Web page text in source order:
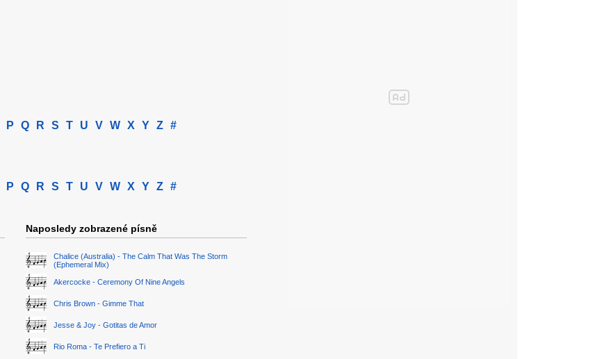
P Q R S T U V W X Y Z #
P Q R S T U V W X Y Z #
Naposledy zobrazené písně
Chalice (Australia) - The Calm That Was The Storm
(Ephemeral Mix)
Akercocke - Ceremony Of Nine Angels
Chris Brown - Gimme That
Jesse & Joy - Gotitas de Amor
Rio Roma - Te Prefiero a Ti